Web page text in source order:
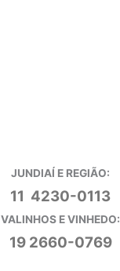
JUNDIAÍ E REGIÃO:
11 4230-0113
VALINHOS E VINHEDO:
19 2660-0769